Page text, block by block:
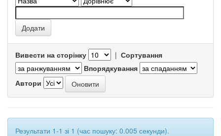
Вивести на сторінку | Сортування
Впорядкування
Автори
Результати 1-1 зі 1 (час пошуку: 0.005 секунди).